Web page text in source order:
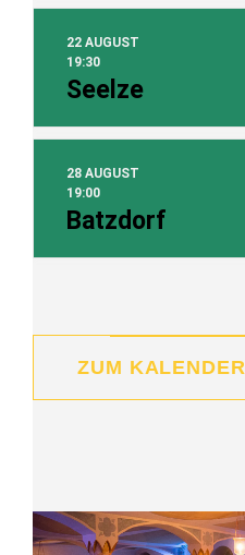
22 AUGUST
19:30
Seelze
28 AUGUST
19:00
Batzdorf
ZUM KALENDER